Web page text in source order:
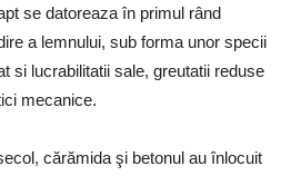
se datoreaza în primul rând
a lemnului, sub forma unor specii
si lucrabilitatii sale, greutatii reduse
mecanice.
cărămida şi betonul au înlocuit